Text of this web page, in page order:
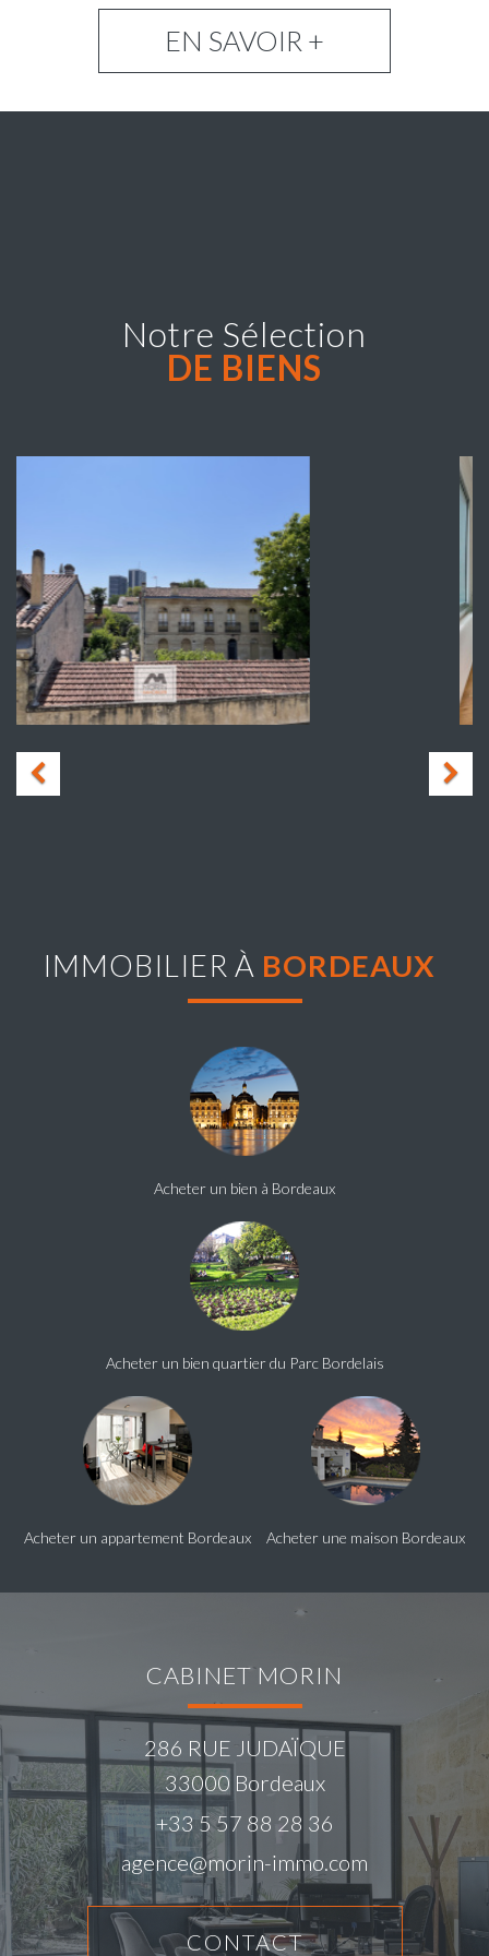
EN SAVOIR +
Notre Sélection
DE BIENS
IMMOBILIER À BORDEAUX
Acheter un bien à Bordeaux
Acheter un bien quartier du Parc Bordelais
Acheter un appartement Bordeaux Acheter une maison Bordeaux
CABINET MORIN
286 RUE JUDAÏQUE
33000 Bordeaux
+33 5 57 88 28 36
agence@morin-immo.com
CONTACT